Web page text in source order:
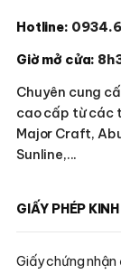
Hotline:
Giờ mở cửa:
Chuyên cung
cao cấp từ các
Major Craft,
Sunline,...
GIẤY PHÉP
Giấy chứng nhận